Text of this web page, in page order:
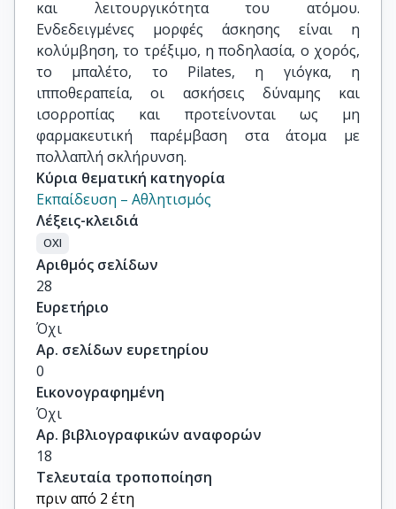
και λειτουργικότητα του ατόμου.
Ενδεδειγμένες μορφές άσκησης είναι η
κολύμβηση, το τρέξιμο, η ποδηλασία, ο χορός,
το μπαλέτο, το Pilates, η γιόγκα, η
ιπποθεραπεία, οι ασκήσεις δύναμης και
ισορροπίας και προτείνονται ως μη
φαρμακευτική παρέμβαση στα άτομα με
πολλαπλή σκλήρυνση.
Κύρια θεματική κατηγορία
Εκπαίδευση – Αθλητισμός
Λέξεις-κλειδιά
ΟΧΙ
Αριθμός σελίδων
28
Ευρετήριο
Όχι
Αρ. σελίδων ευρετηρίου
0
Εικονογραφημένη
Όχι
Αρ. βιβλιογραφικών αναφορών
18
Τελευταία τροποποίηση
πριν από 2 έτη